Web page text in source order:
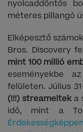
nyolcaddöntős
méteres pillangó
Elképesztő
Bros. Discovery
mint 100 millió
eseményekbe
felületen. Július
(!!!) streamelteka
idő, mint a